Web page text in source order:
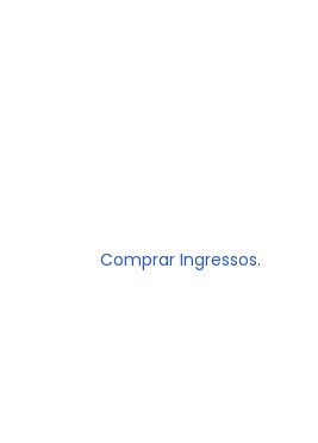
Comprar Ingressos.